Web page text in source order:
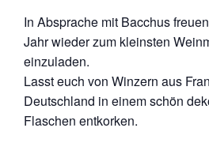
In Absprache mit Bacchus
Jahr wieder zum kleinsten
einzuladen.
Lasst euch von Winzern aus
Deutschland in einem schön
Flaschen entkorken.